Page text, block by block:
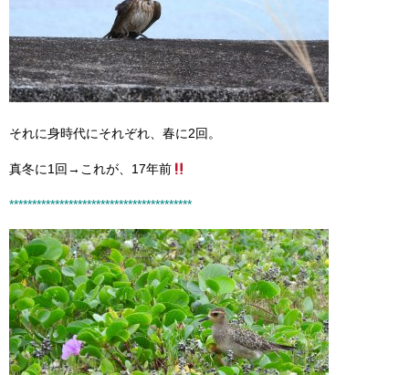
それに身時代にそれぞれ、春に2回。
真冬に1回→これが、17年前
****************************************